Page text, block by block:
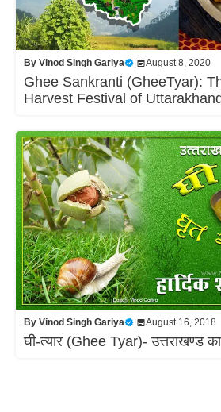
By Vinod Singh Gariya August 8, 2020
Ghee Sankranti (GheeTyar):
Harvest Festival of Uttarakhand
By Vinod Singh Gariya | August 16, 2018
घी-त्यार (Ghee Tyar)- उत्तराखण्ड